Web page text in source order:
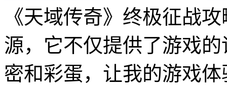
《天域传奇》终极征战
源，它不仅提供了游戏
密和彩蛋，让我的游戏